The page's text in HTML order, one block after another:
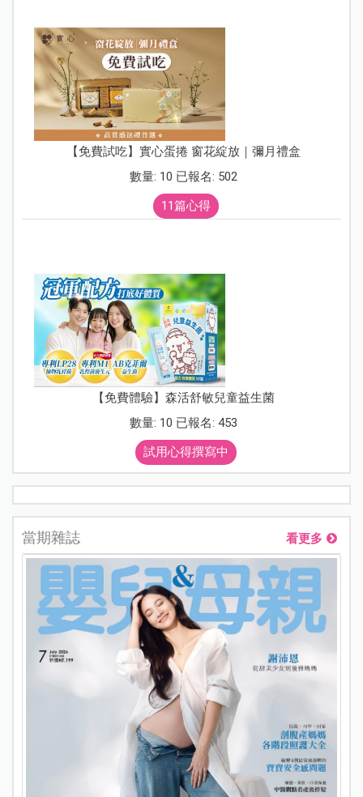
【免費試吃】實心蛋捲 窗花綻放｜彌月禮盒
數量: 10 已報名: 502
11篇心得
【免費體驗】森活舒敏兒童益生菌
數量: 10 已報名: 453
試用心得撰寫中
當期雜誌 看更多